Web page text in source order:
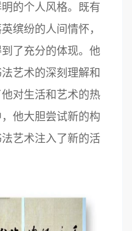
的个人风格。既有
缤纷的人间情怀，
了充分的体现。他
艺术的深刻理解和
对生活和艺术的热
他大胆尝试新的构
艺术注入了新的活